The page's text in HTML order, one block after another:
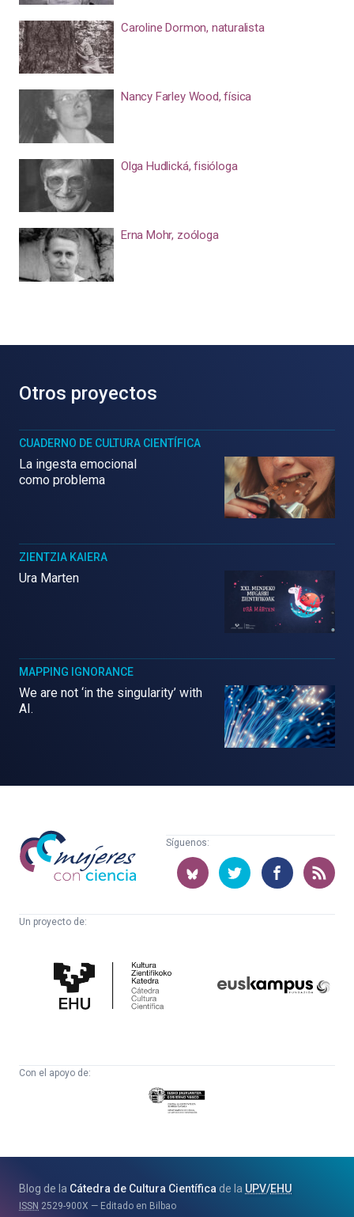
Caroline Dormon, naturalista
Nancy Farley Wood, física
Olga Hudlická, fisióloga
Erna Mohr, zoóloga
Otros proyectos
CUADERNO DE CULTURA CIENTÍFICA
La ingesta emocional
como problema
ZIENTZIA KAIERA
Ura Marten
MAPPING IGNORANCE
We are not ‘in the singularity’ with
AI.
Mujeres
con
ciencia
Síguenos:
Un proyecto de:
Cultura
Científica
Con el apoyo de:
Eusko
Jaurlaritza
eta
Berrikuntza
Blog de la Cátedra de Cultura Científica de la UPV/EHU
ISSN 2529-900X Editado en Bilbao